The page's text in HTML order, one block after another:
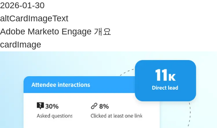
2026-01-30
altCardImageText
Adobe Marketo Engage 개요
cardImage